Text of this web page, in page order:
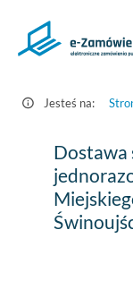
Postępowania
Zamówienia.gov.pl
Jesteś na:
Dostawa
sprzętu
Dostawa